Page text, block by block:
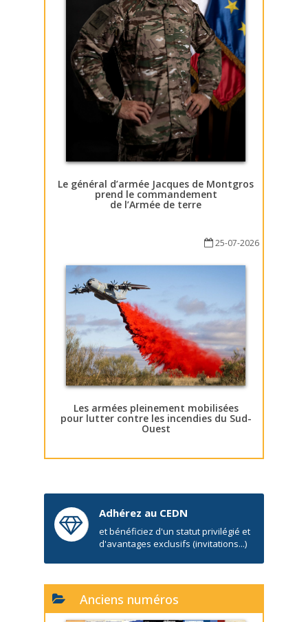
Le général d’armée Jacques de Montgros
prend le commandement
de l’Armée de terre
25-07-2026
Les armées pleinement mobilisées
pour lutter contre les incendies du Sud-
Ouest
Adhérez au CEDN
et bénéficiez d'un statut privilégié et
d'avantages exclusifs (invitations...)
Anciens numéros